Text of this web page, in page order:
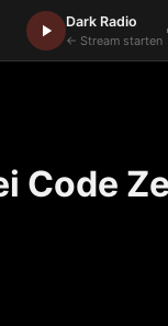
Dark Radio
← Stream starten
Code